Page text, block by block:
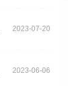
2023-07-20
2023-06-06